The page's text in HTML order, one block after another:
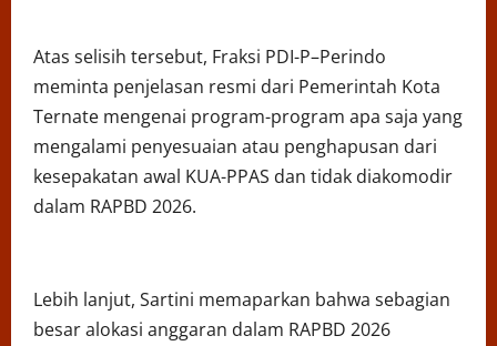
Atas selisih tersebut, Fraksi PDI-P–Perindo
meminta penjelasan resmi dari Pemerintah Kota
Ternate mengenai program-program apa saja yang
mengalami penyesuaian atau penghapusan dari
kesepakatan awal KUA-PPAS dan tidak diakomodir
dalam RAPBD 2026.
Lebih lanjut, Sartini memaparkan bahwa sebagian
besar alokasi anggaran dalam RAPBD 2026